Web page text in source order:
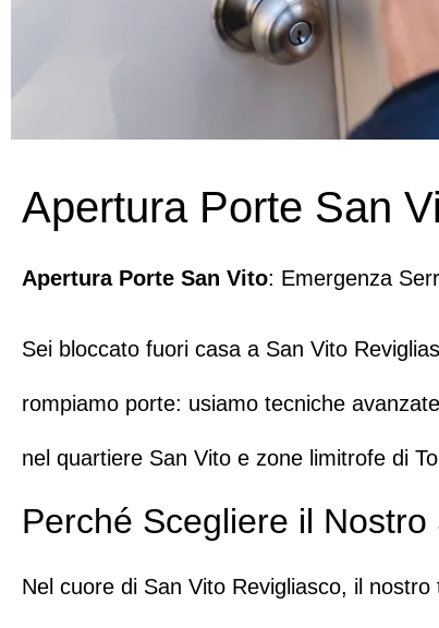
Apertura Porte San
Apertura Porte San Vito: Emergenza
Sei bloccato fuori casa a San Vito
rompiamo porte: usiamo tecniche
nel quartiere San Vito e zone limitrofe di
Perché Scegliere il
Nel cuore di San Vito Revigliasco, il